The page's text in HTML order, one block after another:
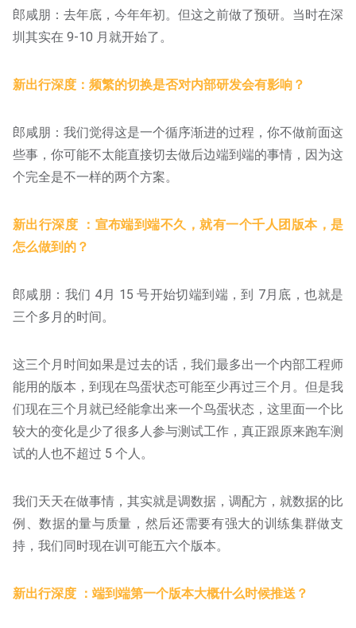
郎咸朋：去年底，今年年初。但这之前做了预研。当时在深
圳其实在 9-10 月就开始了。
新出行深度：频繁的切换是否对内部研发会有影响？
郎咸朋：我们觉得这是一个循序渐进的过程，你不做前面这
些事，你可能不太能直接切去做后边端到端的事情，因为这
个完全是不一样的两个方案。
新出行深度 ：宣布端到端不久，就有一个千人团版本，是
怎么做到的？
郎咸朋：我们 4月 15 号开始切端到端，到 7月底，也就是
三个多月的时间。
这三个月时间如果是过去的话，我们最多出一个内部工程师
能用的版本，到现在鸟蛋状态可能至少再过三个月。但是我
们现在三个月就已经能拿出来一个鸟蛋状态，这里面一个比
较大的变化是少了很多人参与测试工作，真正跟原来跑车测
试的人也不超过 5 个人。
我们天天在做事情，其实就是调数据，调配方，就数据的比
例、数据的量与质量，然后还需要有强大的训练集群做支
持，我们同时现在训可能五六个版本。
新出行深度 ：端到端第一个版本大概什么时候推送？